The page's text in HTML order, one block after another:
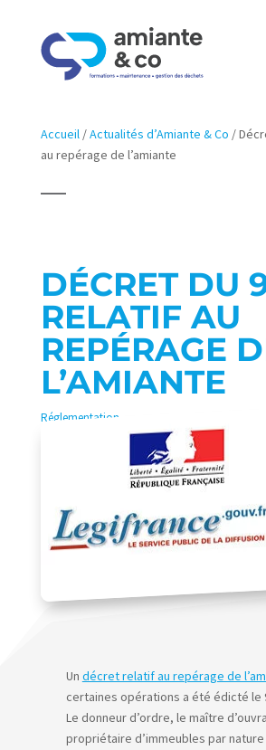
Accueil/Actualités d’Amiante & Co /
au repérage de l’amiante
DÉCRET DU
RELATIF AU
REPÉRAGE
L’AMIANTE
Réglementation
Un décret relatif au repérage de
certaines opérations a été édicté le
Le donneur d’ordre, le maître
propriétaire d’immeubles par